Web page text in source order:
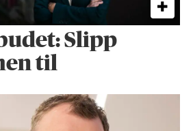
Slipp
til